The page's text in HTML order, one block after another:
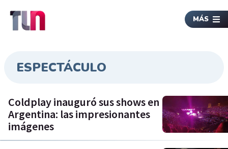
MÁS
ESPECTÁCULO
Coldplay inauguró sus shows en
Argentina: las impresionantes
imágenes